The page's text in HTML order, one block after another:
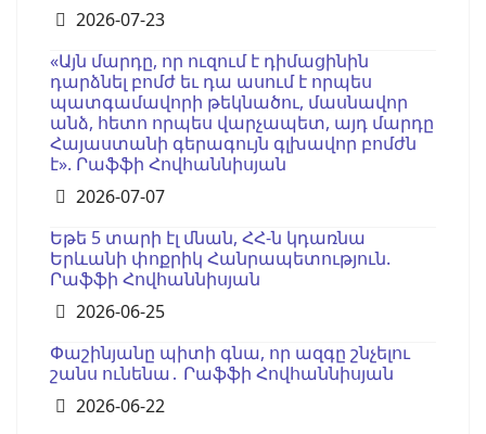
Details
2026-07-23
«Այն մարդը, որ ուզում է դիմացինին
դարձնել բոմժ եւ դա ասում է որպես
պատգամավորի թեկնածու, մասնավոր
անձ, հետո որպես վարչապետ, այդ մարդը
Հայաստանի գերագույն գլխավոր բոմժն
է». Րաֆֆի Հովհաննիսյան
Details
2026-07-07
Եթե 5 տարի էլ մնան, ՀՀ-ն կդառնա
Երևանի փոքրիկ Հանրապետություն.
Րաֆֆի Հովհաննիսյան
Details
2026-06-25
Փաշինյանը պիտի գնա, որ ազգը շնչելու
շանս ունենա․ Րաֆֆի Հովհաննիսյան
Details
2026-06-22